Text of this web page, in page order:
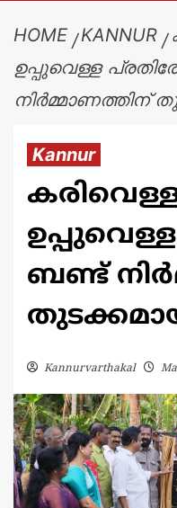
HOME KANNUR
ഉപ്പുവെള്ള
നിർമ്മാണത്തിന്
Kannur
ബണ്ട്
Kannurvarthakal